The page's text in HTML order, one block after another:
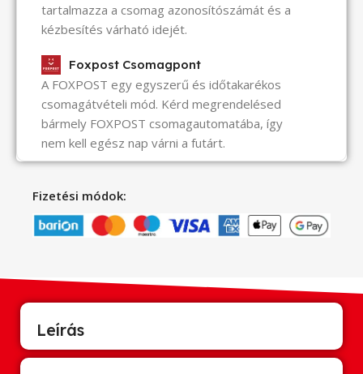
tartalmazza a csomag azonosítószámát és a
kézbesítés várható idejét.
Foxpost Csomagpont
A FOXPOST egy egyszerű és időtakarékos
csomagátvételi mód. Kérd megrendelésed
bármely FOXPOST csomagautomatába, így
nem kell egész nap várni a futárt.
Fizetési módok:
Leírás